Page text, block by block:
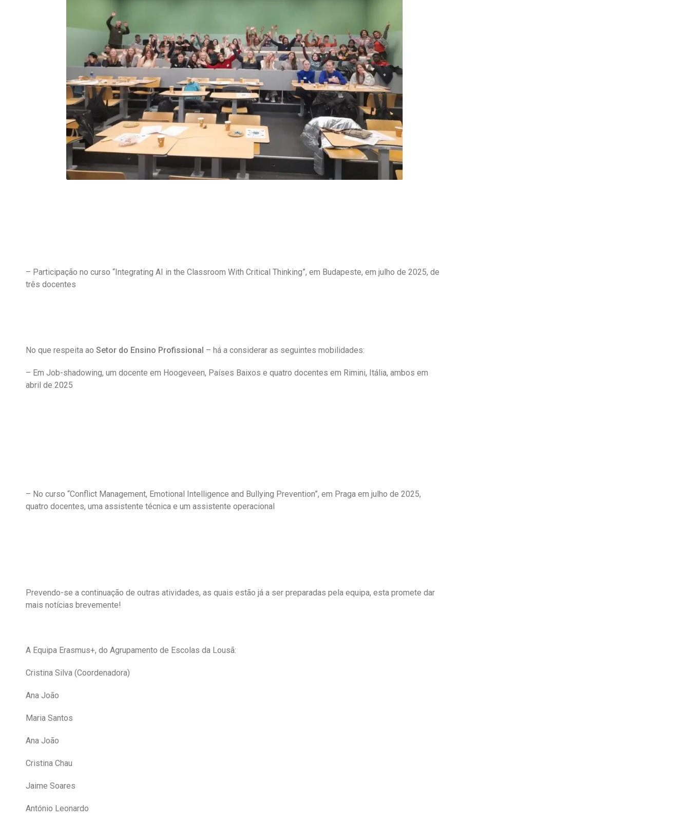
– Participação no curso “Integrating AI in the Classroom With Critical Thinking”, em Budapeste, em julho de 2025, de
três docentes
No que respeita ao Setor do Ensino Profissional – há a considerar as seguintes mobilidades:
– Em Job-shadowing, um docente em Hoogeveen, Países Baixos e quatro docentes em Rimini, Itália, ambos em
abril de 2025
– No curso “Conflict Management, Emotional Intelligence and Bullying Prevention”, em Praga em julho de 2025,
quatro docentes, uma assistente técnica e um assistente operacional
Prevendo-se a continuação de outras atividades, as quais estão já a ser preparadas pela equipa, esta promete dar
mais notícias brevemente!
A Equipa Erasmus+, do Agrupamento de Escolas da Lousã:
Cristina Silva (Coordenadora)
Ana João
Maria Santos
Ana João
Cristina Chau
Jaime Soares
António Leonardo